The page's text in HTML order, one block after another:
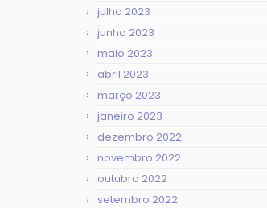
julho 2023
junho 2023
maio 2023
abril 2023
março 2023
janeiro 2023
dezembro 2022
novembro 2022
outubro 2022
setembro 2022